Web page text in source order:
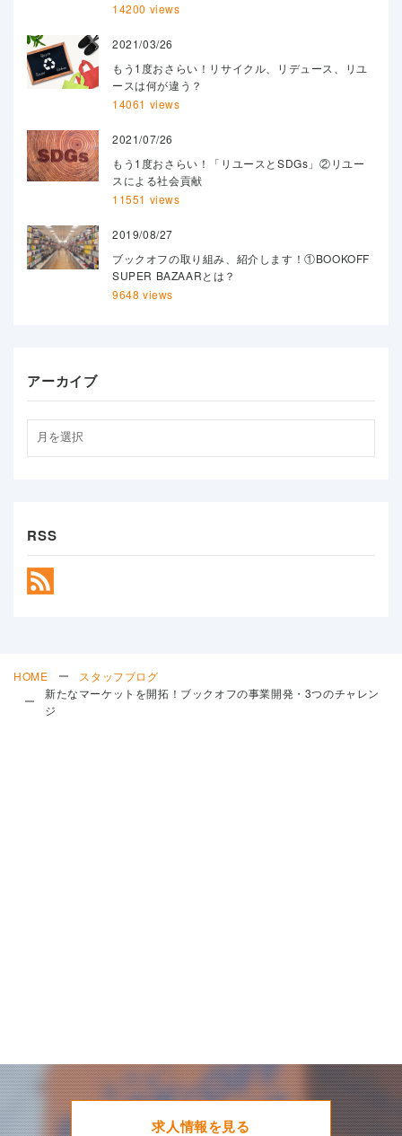
14200 views
2021/03/26
もう1度おさらい！リサイクル、リデュース、リユ
ースは何が違う？
14061 views
2021/07/26
もう1度おさらい！「リユースとSDGs」②リユー
スによる社会貢献
11551 views
2019/08/27
ブックオフの取り組み、紹介します！①BOOKOFF
SUPER BAZAARとは？
9648 views
アーカイブ
RSS
HOME
スタッフブログ
新たなマーケットを開拓！ブックオフの事業開発・3つのチャレン
ジ
求人情報を見る